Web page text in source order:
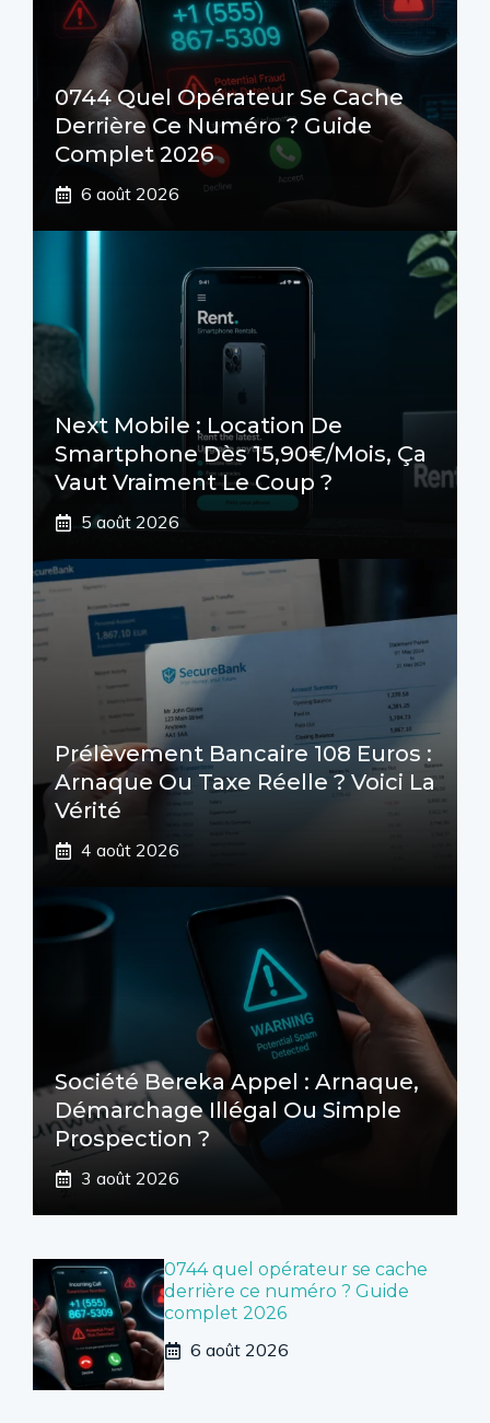
0744 Quel Opérateur Se Cache
Derrière Ce Numéro ? Guide
Complet 2026
6 août 2026
Next Mobile : Location De
Smartphone Dès 15,90€/mois, Ça
Vaut Vraiment Le Coup ?
5 août 2026
Prélèvement Bancaire 108 Euros :
Arnaque Ou Taxe Réelle ? Voici La
Vérité
4 août 2026
Société Bereka Appel : Arnaque,
Démarchage Illégal Ou Simple
Prospection ?
3 août 2026
0744 quel opérateur se cache
derrière ce numéro ? Guide
complet 2026
6 août 2026